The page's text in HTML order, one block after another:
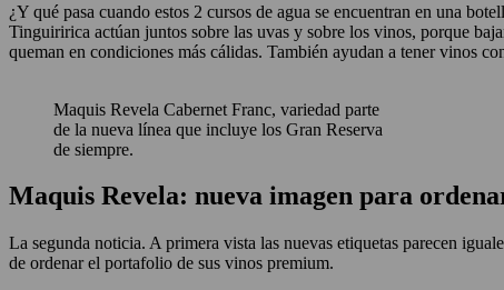
¿Y qué pasa cuando estos 2 cursos de agua se encuentran en una
Tinguiririca actúan juntos sobre las uvas y sobre los vinos, porque
queman en condiciones más cálidas. También ayudan a tener vinos
Maquis Revela Cabernet Franc, variedad parte
de la nueva línea que incluye los Gran Reserva
de siempre.
Maquis Revela: nueva imagen para
La segunda noticia. A primera vista las nuevas etiquetas parecen
de ordenar el portafolio de sus vinos premium.